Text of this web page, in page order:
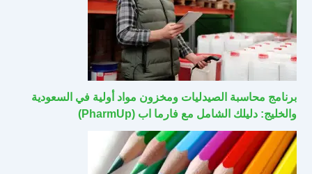
برنامج محاسبة الصيدليات ومخزون مواد أولية في السعودية
والخليج: دليلك الشامل مع فارما اب (PharmUp)